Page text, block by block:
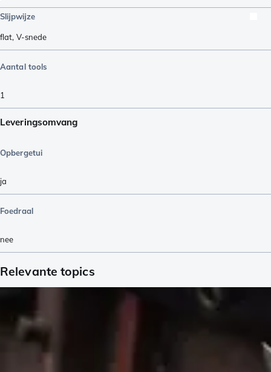
Slijpwijze
flat, V-snede
Aantal tools
1
Leveringsomvang
Opbergetui
ja
Foedraal
nee
Relevante topics